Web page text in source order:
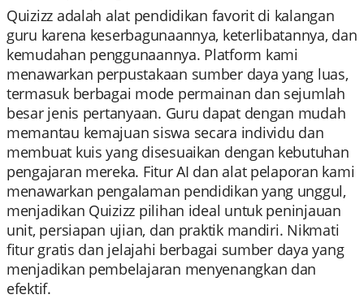
Quizizz adalah alat pendidikan favorit di kalangan
guru karena keserbagunaannya, keterlibatannya, dan
kemudahan penggunaannya. Platform kami
menawarkan perpustakaan sumber daya yang luas,
termasuk berbagai mode permainan dan sejumlah
besar jenis pertanyaan. Guru dapat dengan mudah
memantau kemajuan siswa secara individu dan
membuat kuis yang disesuaikan dengan kebutuhan
pengajaran mereka. Fitur AI dan alat pelaporan kami
menawarkan pengalaman pendidikan yang unggul,
menjadikan Quizizz pilihan ideal untuk peninjauan
unit, persiapan ujian, dan praktik mandiri. Nikmati
fitur gratis dan jelajahi berbagai sumber daya yang
menjadikan pembelajaran menyenangkan dan
efektif.